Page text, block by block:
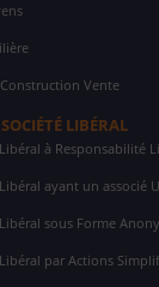
Construction Vente
LIBÉRAL
à Responsabilité
ayant un associé
sous Forme
par Actions